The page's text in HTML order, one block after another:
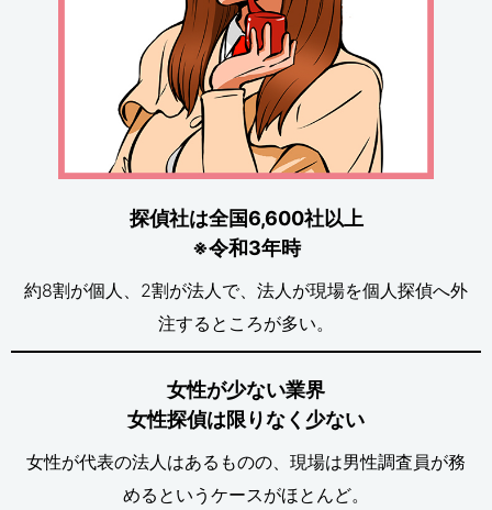
探偵社は全国6,600社以上
※令和3年時
約8割が個人、2割が法人で、法人が現場を個人探偵へ外
注するところが多い。
女性が少ない業界
女性探偵は限りなく少ない
女性が代表の法人はあるものの、現場は男性調査員が務
めるというケースがほとんど。